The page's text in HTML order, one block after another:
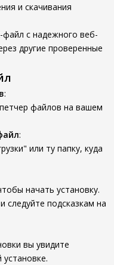
и скачивания
с надежного веб-
другие проверенные
:
файлов на вашем
:
или ту папку, куда
начать установку.
следуйте подсказкам на
вы увидите